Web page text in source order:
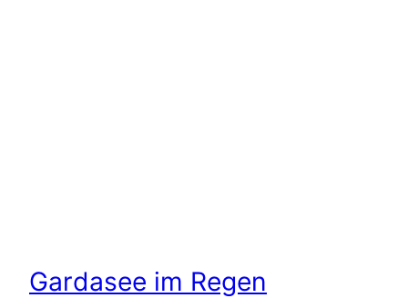
Gardasee im Regen